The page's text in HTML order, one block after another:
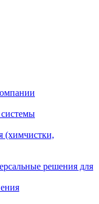
(химчистки,
решения для